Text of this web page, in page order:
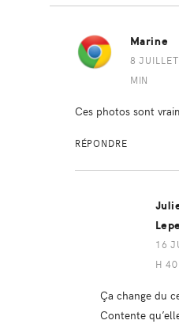
Marine
8
MIN
Ces photos sont
RÉPONDRE
16
H
Ça change du
Contente